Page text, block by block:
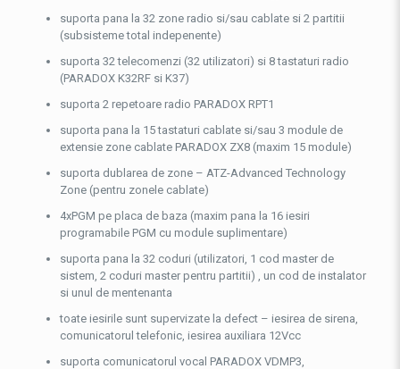
suporta pana la 32 zone radio si/sau cablate si 2 partitii
(subsisteme total indepenente)
suporta 32 telecomenzi (32 utilizatori) si 8 tastaturi radio
(PARADOX K32RF si K37)
suporta 2 repetoare radio PARADOX RPT1
suporta pana la 15 tastaturi cablate si/sau 3 module de
extensie zone cablate PARADOX ZX8 (maxim 15 module)
suporta dublarea de zone – ATZ-Advanced Technology
Zone (pentru zonele cablate)
4xPGM pe placa de baza (maxim pana la 16 iesiri
programabile PGM cu module suplimentare)
suporta pana la 32 coduri (utilizatori, 1 cod master de
sistem, 2 coduri master pentru partitii) , un cod de instalator
si unul de mentenanta
toate iesirile sunt supervizate la defect – iesirea de sirena,
comunicatorul telefonic, iesirea auxiliara 12Vcc
suporta comunicatorul vocal PARADOX VDMP3,